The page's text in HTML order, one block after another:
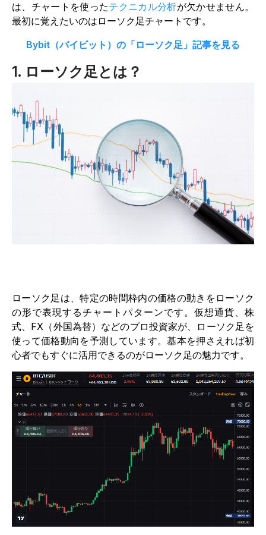
は、チャートを使ったテクニカル分析が欠かせません。
最初に覚えたいのはローソク足チャートです。
Bybit（バイビット）の「ローソク足」記事を見る
1. ローソク足とは？
ローソク足は、特定の時間枠内の価格の動きをローソク
の形で表現するチャートパターンです。仮想通貨、株
式、FX（外国為替）などのプロ投資家が、ローソク足を
使って価格動向を予測しています。基本を押さえれば初
心者でもすぐに活用できるのがローソク足の魅力です。